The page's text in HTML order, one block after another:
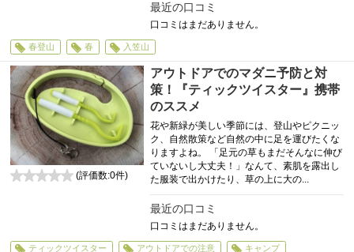
最近の口コミ
口コミはまだありません。
春登山 春 入笠山
アウトドアでのマダニ予防と対
策！『ティックツイスター』携帯
のススメ
花や新緑が美しい季節には、登山やピクニッ
ク、自然散策など自然の中に足を運びたくな
りますよね。 「足元の草もまだそんなに伸び
ていないし大丈夫！」なんて、素肌を露出し
た服装で出かけたり、草の上に大の...
最近の口コミ
口コミはまだありません。
(評価数:0件)
ティックツイスター アウトドアでの注意 キャンプ